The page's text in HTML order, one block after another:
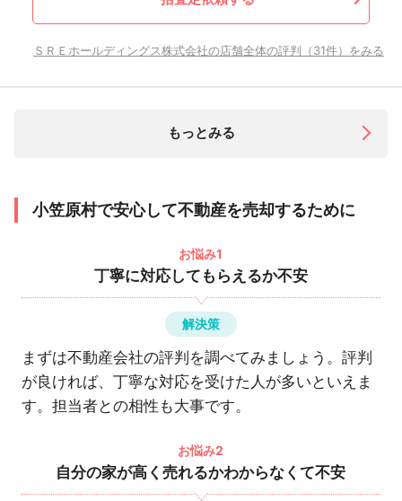
ＳＲＥホールディングス株式会社の店舗全体の評判（31件）をみる
もっとみる
小笠原村で安心して不動産を売却するために
お悩み1
丁寧に対応してもらえるか不安
解決策
まずは不動産会社の評判を調べてみましょう。評判
が良ければ、丁寧な対応を受けた人が多いといえま
す。担当者との相性も大事です。
お悩み2
自分の家が高く売れるかわからなくて不安